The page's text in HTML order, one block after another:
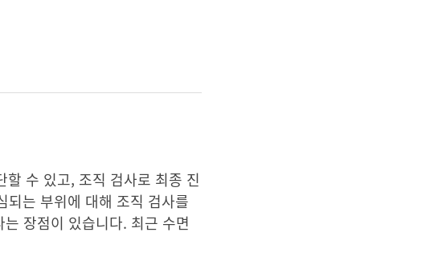
수 있고, 조직 검사로 최종 진
되는 부위에 대해 조직 검사를
장점이 있습니다. 최근 수면